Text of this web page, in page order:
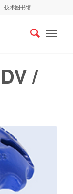
技术图书馆
/